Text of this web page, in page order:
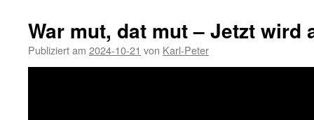
War mut, dat mut – Jetzt wird
Publiziert am 2024-10-21 von Karl-Peter